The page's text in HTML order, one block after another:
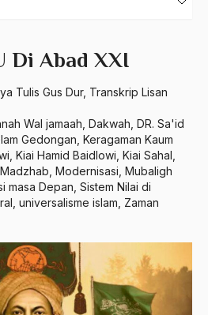
Di Abad XXI
Tulis Gus Dur, Transkrip Lisan
Wal jamaah Dakwah DR. Sa'id
Gedongan Keragaman Kaum
Kiai Hamid Baidlowi Kiai Sahal
Madzhab Modernisasi Mubaligh
masa Depan Sistem Nilai di
universalisme islam Zaman
Media